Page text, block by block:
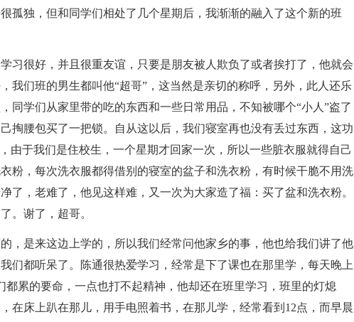
孤独，但和同学们相处了几个星期后，我渐渐的融入了这个新的班
习很好，并且很重友谊，只要是朋友被人欺负了或者挨打了，他就会
我们班的男生都叫他“超哥”，这当然是亲切的称呼，另外，此人还乐
同学们从家里带的吃的东西和一些日常用品，不知被哪个“小人”盗了
掏腰包买了一把锁。自从这以后，我们寝室再也没有丢过东西，这功
由于我们是住校生，一个星期才回家一次，所以一些脏衣服就得自己
粉，每次洗衣服都得借别的寝室的盆子和洗衣粉，有时候干脆不用洗
了，老难了，他见这样难，又一次为大家造了福：买了盆和洗衣粉。
。谢了，超哥。
，是来这边上学的，所以我们经常问他家乡的事，他也给我们讲了他
们都听呆了。陈通很热爱学习，经常是下了课也在那里学，每天晚上
都累的要命，一点也打不起精神，他却还在班里学习，班里的灯熄
在床上趴在那儿，用手电照着书，在那儿学，经常看到12点，而早晨